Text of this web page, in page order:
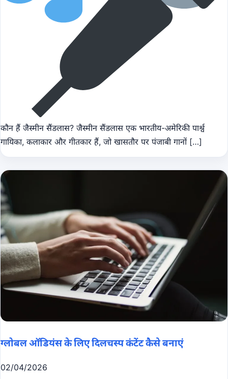
कौन हैं जैस्मीन सैंडलास? जैस्मीन सैंडलास एक भारतीय-अमेरिकी पार्श्व
गायिका, कलाकार और गीतकार हैं, जो खासतौर पर पंजाबी गानों […]
ग्लोबल ऑडियंस के लिए दिलचस्प कंटेंट कैसे बनाएं
02/04/2026